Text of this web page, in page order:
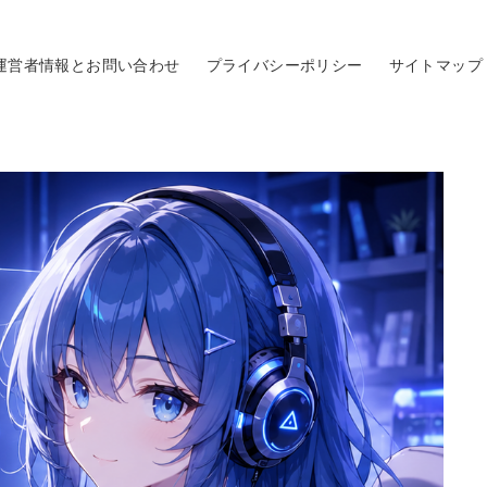
営者情報とお問い合わせ プライバシーポリシー サイトマップ